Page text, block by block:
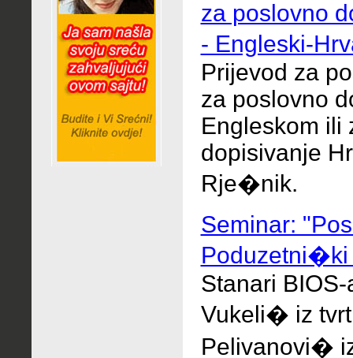
za poslovno
- Engleski-
Prijevod za
za poslovno
Engleskom ili
dopisivanje
Rje�nik.
Seminar:
Poduzetni�ki
Stanari
Vukeli� iz
Pelivanovi�